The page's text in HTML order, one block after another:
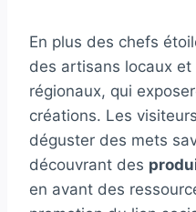
En plus des chefs
des artisans locaux
régionaux, qui
créations. Les
déguster des mets
découvrant des
en avant des